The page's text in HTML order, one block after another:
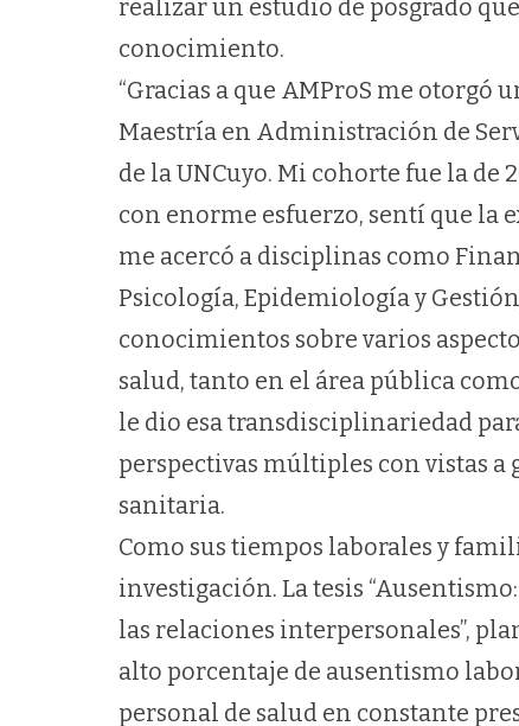
realizar un estudio de posgrado
conocimiento.
“Gracias a que AMProS me otorgó
Maestría en Administración de
de la UNCuyo. Mi cohorte fue la de
con enorme esfuerzo, sentí que la
me acercó a disciplinas como
Psicología, Epidemiología y
conocimientos sobre varios
salud, tanto en el área pública
le dio esa transdisciplinariedad
perspectivas múltiples con vistas
sanitaria.
Como sus tiempos laborales y
investigación. La tesis
las relaciones interpersonales”,
alto porcentaje de ausentismo
personal de salud en constante